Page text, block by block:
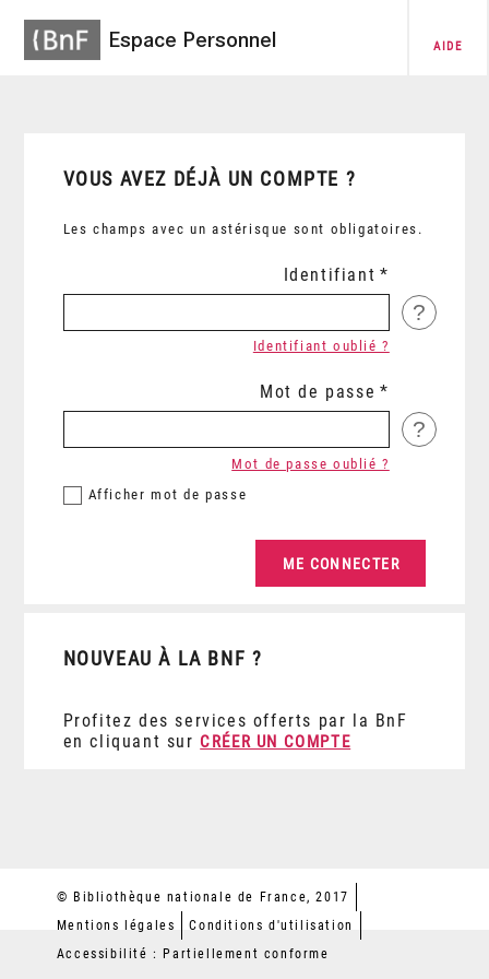
Espace Personnel AIDE
VOUS AVEZ DÉJÀ UN COMPTE ?
Les champs avec un astérisque sont obligatoires.
Identifiant
?
Identifiant oublié ?
Mot de passe
?
Afficher mot de passe
Mot de passe oublié ?
NOUVEAU À LA BNF ?
Profitez des services offerts par la BnF
en cliquant sur CRÉER UN COMPTE
© Bibliothèque nationale de France, 2017
Mentions légales
Conditions d'utilisation
Accessibilité : Partiellement conforme